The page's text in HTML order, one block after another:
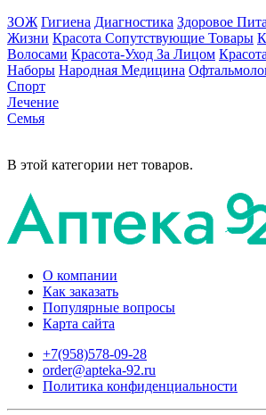
ЗОЖ Гигиена Диагностика Здоровое
Жизни Красота Сопутствующие Товары
Волосами Красота-Уход За Лицом
Наборы Народная Медицина
Спорт
Лечение
Семья
В этой категории нет товаров.
О компании
Как заказать
Популярные вопросы
Карта сайта
+7(958)578-09-28
order@apteka-92.ru
Политика конфиденциальности